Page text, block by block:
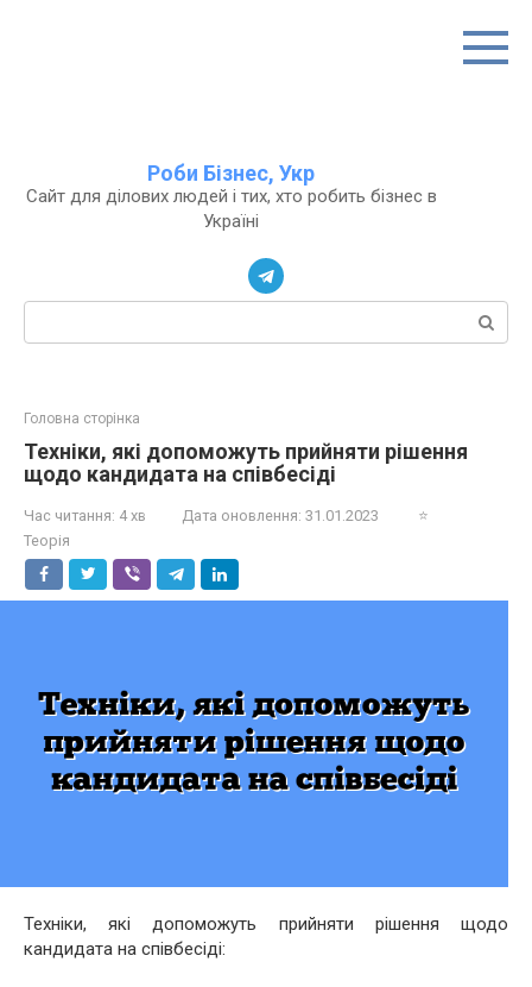
Роби Бізнес, Укр
Сайт для ділових людей і тих, хто робить бізнес в
Україні
Головна сторінка
Техніки, які допоможуть прийняти рішення
щодо кандидата на співбесіді
Час читання: 4 хв Дата оновлення: 31.01.2023
⭐
Теорія
Техніки, які допоможуть прийняти рішення щодо
кандидата на співбесіді: